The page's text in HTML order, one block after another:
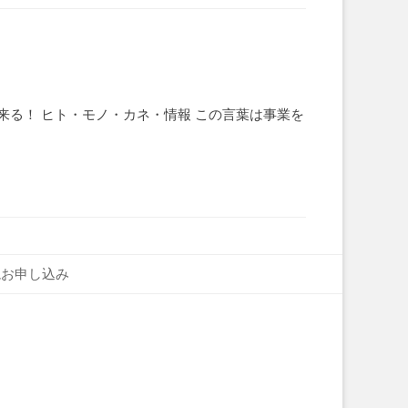
！ ヒト・モノ・カネ・情報 この言葉は事業を
申し込み